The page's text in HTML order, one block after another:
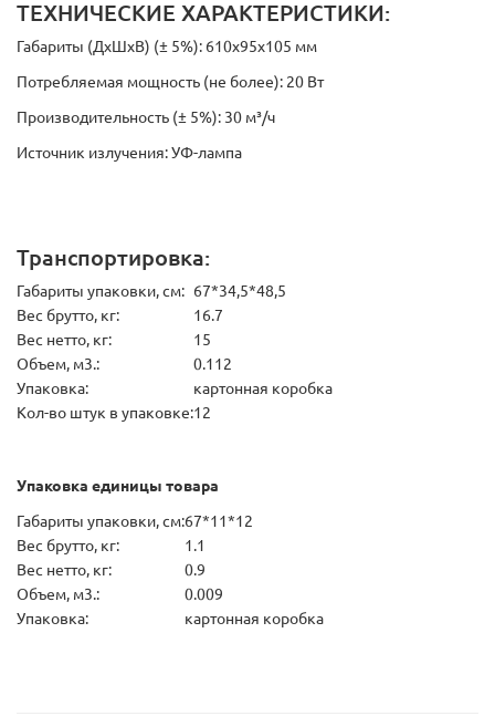
ТЕХНИЧЕСКИЕ ХАРАКТЕРИСТИКИ:
Габариты (ДхШхВ) (± 5%): 610х95х105 мм
Потребляемая мощность (не более): 20 Вт
Производительность (± 5%): 30 м³/ч
Источник излучения: УФ-лампа
Транспортировка:
Габариты упаковки, см: 67*34,5*48,5
Вес брутто, кг:
16.7
Вес нетто, кг:
15
Объем, м3.:
0.112
Упаковка:
картонная коробка
Кол-во штук в упаковке:12
Упаковка единицы товара
Габариты упаковки, см:67*11*12
Вес брутто, кг:
1.1
Вес нетто, кг:
0.9
Объем, м3.:
0.009
Упаковка:
картонная коробка